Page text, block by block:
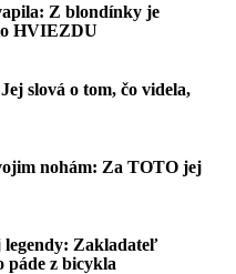
Z blondínky je
HVIEZDU
slová o tom, čo videla,
nohám: Za TOTO jej
Zakladateľ
z bicykla